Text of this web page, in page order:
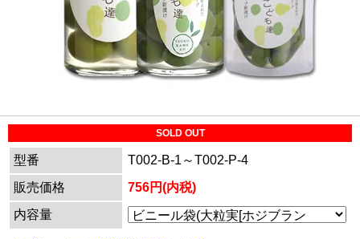
SOLD OUT
型番
T002-B-1～T002-P-4
販売価格
756円(内税)
内容量